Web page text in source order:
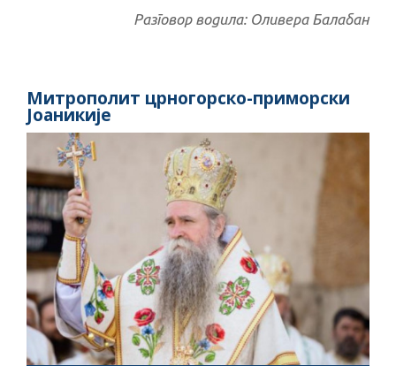
Разговор водила: Оливера Балабан
Митрополит црногорско-приморски
Јоаникије